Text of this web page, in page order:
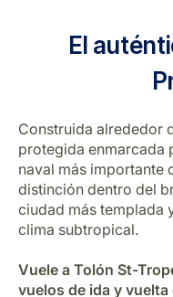
Carrera en Luxair
El
Construida alrededor
protegida enmarcada
naval más importante
distinción dentro del
ciudad más templada
clima subtropical.
Vuele a Tolón St-
vuelos de ida y